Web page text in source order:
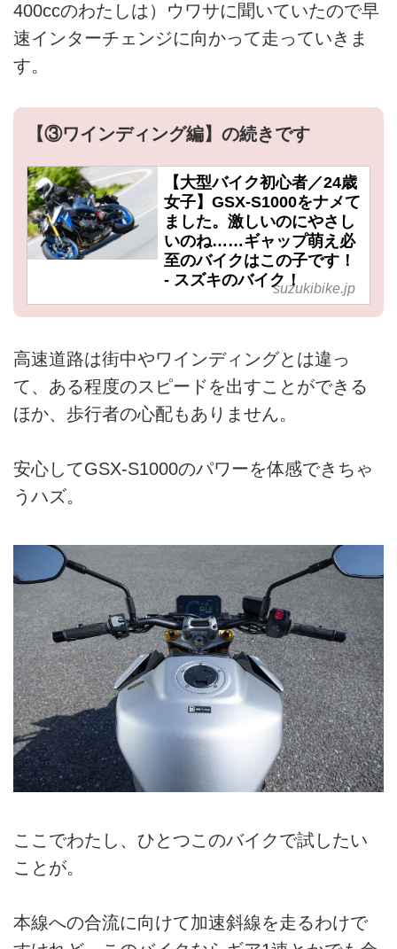
400ccのわたしは）ウワサに聞いていたので早
速インターチェンジに向かって走っていきま
す。
【③ワインディング編】の続きです
【大型バイク初心者／24歳
女子】GSX-S1000をナメて
ました。激しいのにやさし
いのね……ギャップ萌え必
至のバイクはこの子です！
- スズキのバイク！suzukibike.jp
高速道路は街中やワインディングとは違っ
て、ある程度のスピードを出すことができる
ほか、歩行者の心配もありません。
安心してGSX-S1000のパワーを体感できちゃ
うハズ。
ここでわたし、ひとつこのバイクで試したい
ことが。
本線への合流に向けて加速斜線を走るわけで